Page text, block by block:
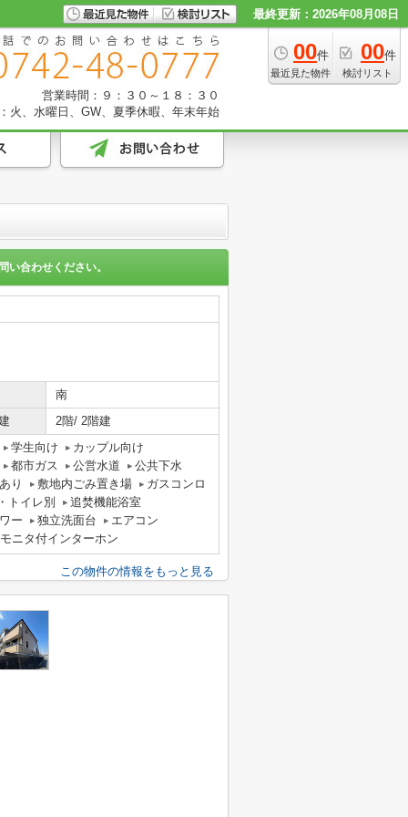
最終更新：2026年08月08日
00件
最近見た物件
00件
検討リスト
営業時間：９：３０～１８：３０
火、水曜日、GW、夏季休暇、年末年始
い合わせください。
南
2階/ 2階建
学生向け
カップル向け
都市ガス 公営水道
公共下水
り 敷地内ごみ置き場
ガスコンロ
トイレ別
追焚機能浴室
ー 独立洗面台
エアコン
ニタ付インターホン
この物件の情報をもっと見る